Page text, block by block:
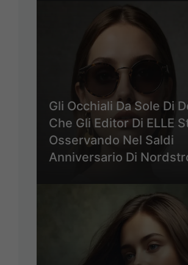
Gli Occhiali Da Sole Di
Che Gli Editor Di ELLE
Osservando Nel Saldi
Anniversario Di